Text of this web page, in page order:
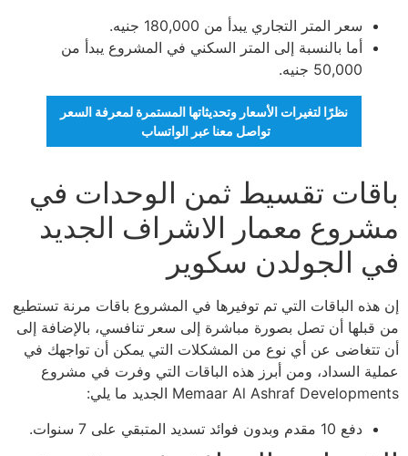
سعر المتر التجاري يبدأ من 180,000 جنيه.
أما بالنسبة إلى المتر السكني في المشروع يبدأ من
50,000 جنيه.
نظرًا لتغيرات الأسعار وتحديثاتها المستمرة لمعرفة السعر
تواصل معنا عبر الواتساب
باقات تقسيط ثمن الوحدات في
مشروع معمار الاشراف الجديد
في الجولدن سكوير
إن هذه الباقات التي تم توفيرها في المشروع باقات مرنة تستطيع
من قبلها أن تصل بصورة مباشرة إلى سعر تنافسي، بالإضافة إلى
أن تتغاضى عن أي نوع من المشكلات التي يمكن أن تواجهك في
عملية السداد، ومن أبرز هذه الباقات التي وفرت في مشروع
Memaar Al Ashraf Developments الجديد ما يلي:
دفع 10 مقدم وبدون فوائد تسديد المتبقي على 7 سنوات.